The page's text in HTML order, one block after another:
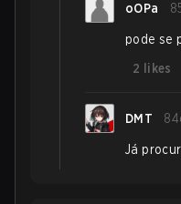
oOPa
pode se
2
likes
DMT
Já